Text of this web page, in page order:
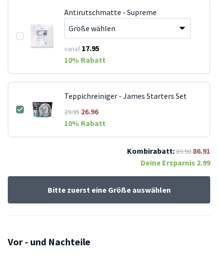
Antirutschmatte - Supreme
vanaf 17.95
10% Rabatt
Teppichreiniger - James Starters Set
29.9526.96
10% Rabatt
Kombirabatt:89.90 86.91
Deine Ersparnis 2.99
Bitte zuerst eine Größe auswählen
Vor - und Nachteile